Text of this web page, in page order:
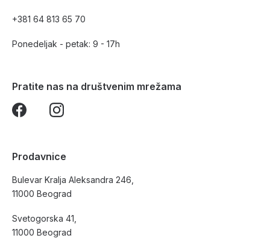
+381 64 813 65 70
Ponedeljak - petak: 9 - 17h
Pratite nas na društvenim mrežama
Prodavnice
Bulevar Kralja Aleksandra 246,
11000 Beograd
Svetogorska 41,
11000 Beograd